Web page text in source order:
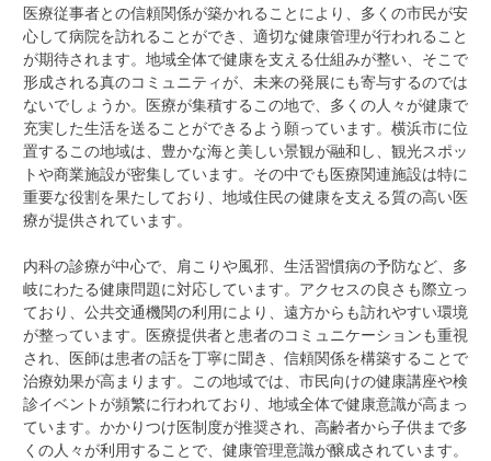
医療従事者との信頼関係が築かれることにより、多くの市民が安
心して病院を訪れることができ、適切な健康管理が行われること
が期待されます。地域全体で健康を支える仕組みが整い、そこで
形成される真のコミュニティが、未来の発展にも寄与するのでは
ないでしょうか。医療が集積するこの地で、多くの人々が健康で
充実した生活を送ることができるよう願っています。横浜市に位
置するこの地域は、豊かな海と美しい景観が融和し、観光スポッ
トや商業施設が密集しています。その中でも医療関連施設は特に
重要な役割を果たしており、地域住民の健康を支える質の高い医
療が提供されています。
内科の診療が中心で、肩こりや風邪、生活習慣病の予防など、多
岐にわたる健康問題に対応しています。アクセスの良さも際立っ
ており、公共交通機関の利用により、遠方からも訪れやすい環境
が整っています。医療提供者と患者のコミュニケーションも重視
され、医師は患者の話を丁寧に聞き、信頼関係を構築することで
治療効果が高まります。この地域では、市民向けの健康講座や検
診イベントが頻繁に行われており、地域全体で健康意識が高まっ
ています。かかりつけ医制度が推奨され、高齢者から子供まで多
くの人々が利用することで、健康管理意識が醸成されています。